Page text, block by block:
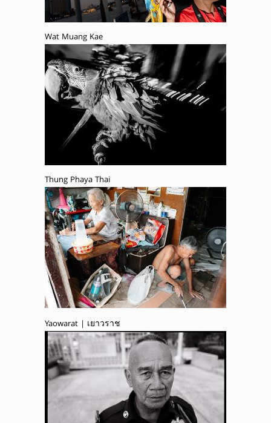
Wat Muang Kae
Thung Phaya Thai
Yaowarat | เยาวราช